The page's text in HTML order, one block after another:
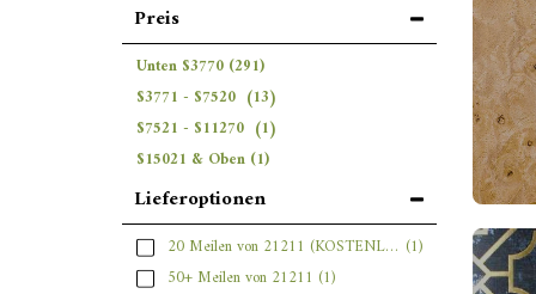
Preis
Unten $3770 (291)
$3771 - $7520 (13)
$7521 - $11270 (1)
$15021 & Oben (1)
Lieferoptionen
20 Meilen von 21211 (KOSTENLOS) (1)
50+ Meilen von 21211 (1)